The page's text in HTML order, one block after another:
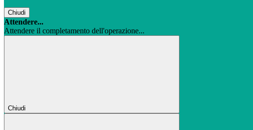
Chiudi
Attendere...
Attendere il completamento dell'operazione...
Chiudi